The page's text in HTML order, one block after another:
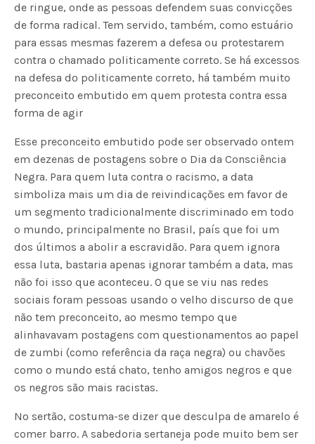
de ringue, onde as pessoas defendem suas convicções
de forma radical. Tem servido, também, como estuário
para essas mesmas fazerem a defesa ou protestarem
contra o chamado politicamente correto. Se há excessos
na defesa do politicamente correto, há também muito
preconceito embutido em quem protesta contra essa
forma de agir
Esse preconceito embutido pode ser observado ontem
em dezenas de postagens sobre o Dia da Consciência
Negra. Para quem luta contra o racismo, a data
simboliza mais um dia de reivindicações em favor de
um segmento tradicionalmente discriminado em todo
o mundo, principalmente no Brasil, país que foi um
dos últimos a abolir a escravidão. Para quem ignora
essa luta, bastaria apenas ignorar também a data, mas
não foi isso que aconteceu. O que se viu nas redes
sociais foram pessoas usando o velho discurso de que
não tem preconceito, ao mesmo tempo que
alinhavavam postagens com questionamentos ao papel
de zumbi (como referência da raça negra) ou chavões
como o mundo está chato, tenho amigos negros e que
os negros são mais racistas.
No sertão, costuma-se dizer que desculpa de amarelo é
comer barro. A sabedoria sertaneja pode muito bem ser